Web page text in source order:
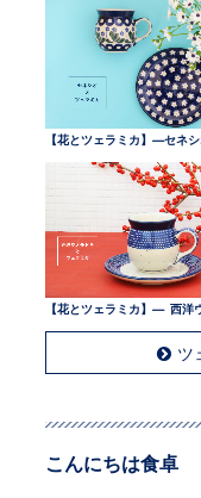
ツ
こんにちは食卓